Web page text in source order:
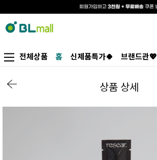
전체상품 홈 신제품특가🍀 브랜드관💖
상품 상세